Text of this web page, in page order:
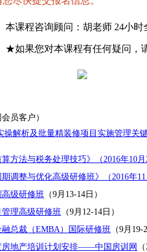
本课程咨询顾问：胡老师 24小
★如果您对本课程有任何疑问，
会员客户）
操解析及批量精装修项目实施管理关
算方法与税务处理技巧》（2016年10
期调整与优化高级研修班》（2016年
级研修班 （9月13-14日）
理高级研修班 （9月12-14日）
总裁（EMBA）国际研修班 （9月
房地产培训计划安排——中国房训网